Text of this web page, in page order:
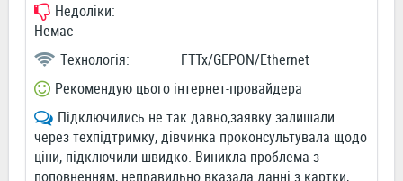
Недоліки:
Немає
Технологія:
FTTx/GEPON/Ethernet
Рекомендую цього інтернет-провайдера
Підключились не так давно,заявку залишали
через техпідтримку, дівчинка проконсультувала щодо
ціни, підключили швидко. Виникла проблема з
поповненням, неправильно вказала данні з картки,